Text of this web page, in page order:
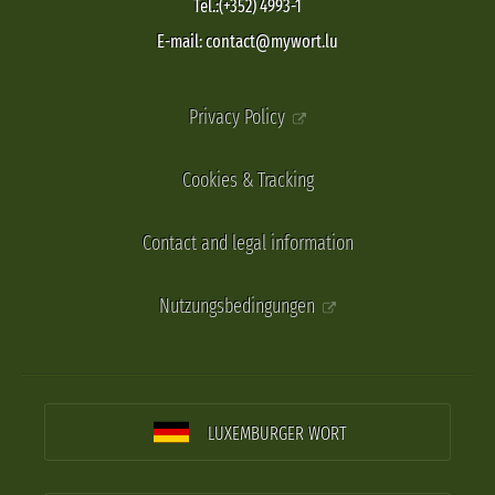
Tel.:(+352) 4993-1
E-mail: contact@mywort.lu
Privacy Policy
Cookies & Tracking
Contact and legal information
Nutzungsbedingungen
LUXEMBURGER WORT